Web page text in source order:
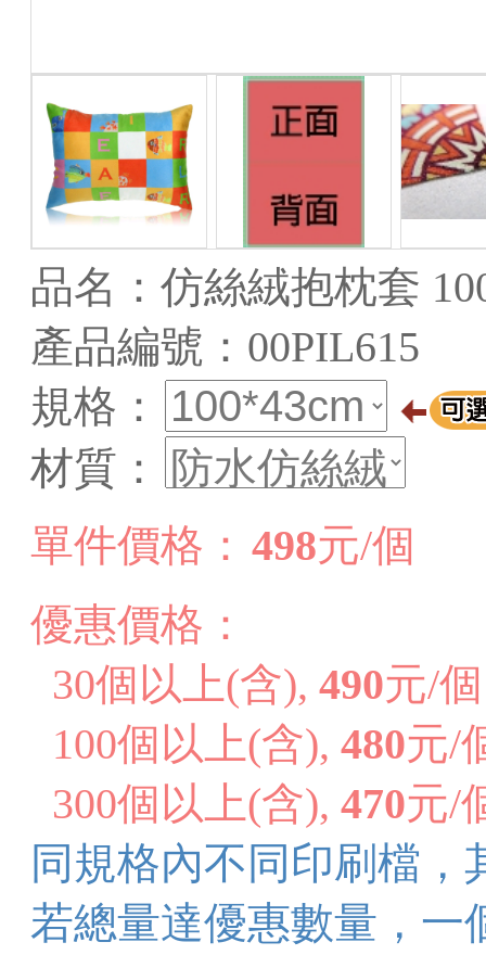
品名：仿絲絨抱枕套
產品編號：00PIL615
規格：
材質：
單件價格： 498元/個
優惠價格：
30個以上(含), 490元/個
100個以上(含), 480元/
300個以上(含), 470元/
同規格內不同印刷檔，
若總量達優惠數量，一